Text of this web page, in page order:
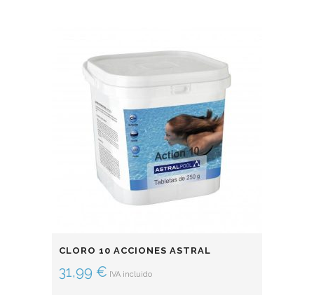
CLORO 10 ACCIONES ASTRAL
31,99 € IVA incluido